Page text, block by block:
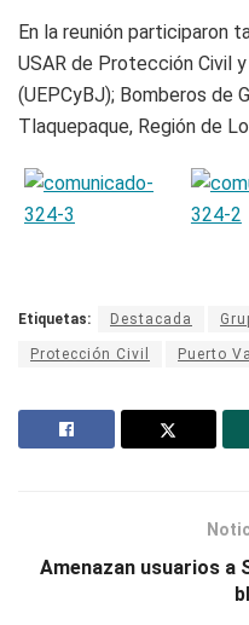
En la reunión participaron
USAR de Protección Civil
(UEPCyBJ); Bomberos de
Tlaquepaque, Región de
Etiquetas: Destacada
Protección Civil Puerto
Amenazan usuarios a